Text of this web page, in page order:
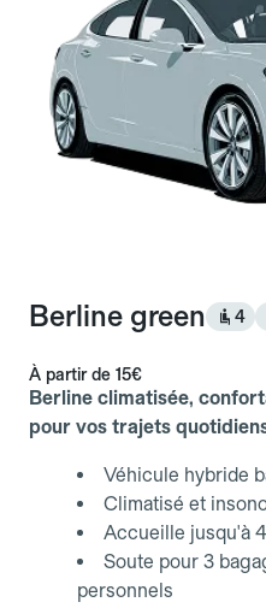
Berline green 4
À partir de 15€
Berline climatisée,
pour vos trajets
Véhicule hybride
Climatisé et
Accueille jusqu'à
Soute pour 3
personnels